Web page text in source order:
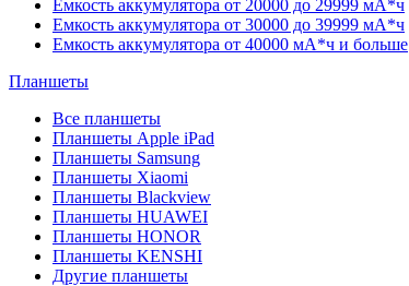
Емкость аккумулятора от 20000 до 29999 мА*ч
Емкость аккумулятора от 30000 до 39999 мА*ч
Емкость аккумулятора от 40000 мА*ч и больше
Планшеты
Все планшеты
Планшеты Apple iPad
Планшеты Samsung
Планшеты Xiaomi
Планшеты Blackview
Планшеты HUAWEI
Планшеты HONOR
Планшеты KENSHI
Другие планшеты